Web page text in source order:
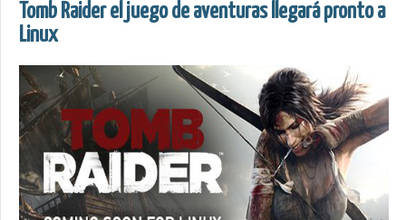
Tomb Raider el juego de aventuras llegará pronto a
Linux